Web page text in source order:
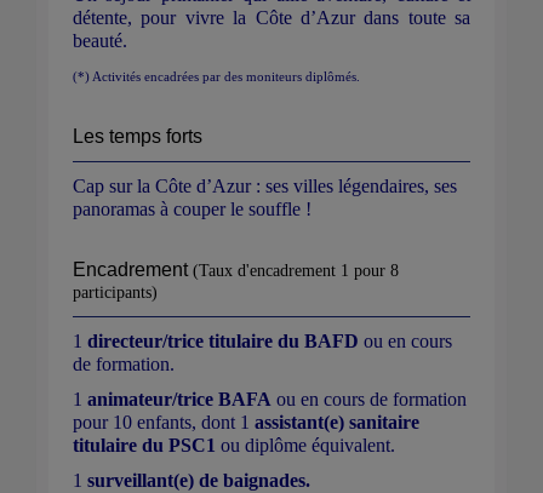
détente, pour vivre la Côte d’Azur dans toute sa
beauté.
(*) Activités encadrées par des moniteurs diplômés.
Les temps forts
Cap sur la Côte d’Azur : ses villes légendaires, ses
panoramas à couper le souffle !
Encadrement (Taux d'encadrement 1 pour 8
participants)
1 directeur/trice titulaire du BAFD ou en cours
de formation.
1 animateur/trice BAFA ou en cours de formation
pour 10 enfants, dont 1 assistant(e) sanitaire
titulaire du PSC1 ou diplôme équivalent.
1 surveillant(e) de baignades.